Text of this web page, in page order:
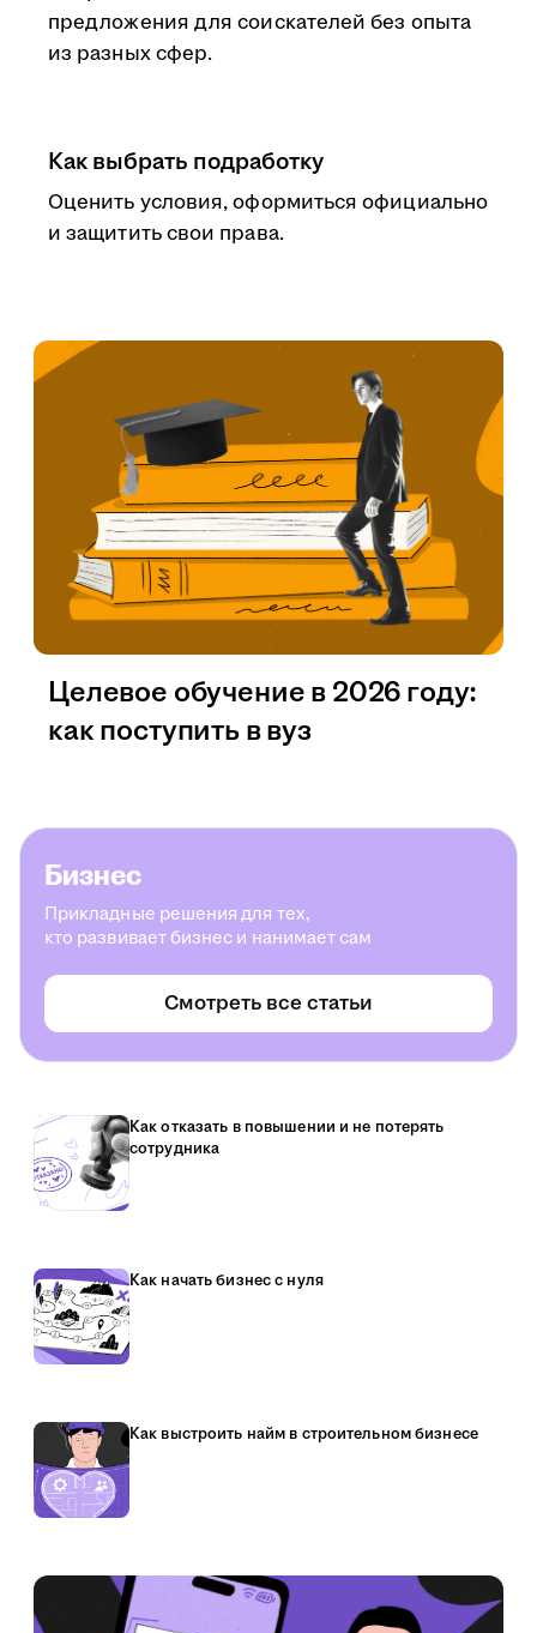
предложения для соискателей без опыта
из разных сфер.
Как выбрать подработку
Оценить условия, оформиться официально
и защитить свои права.
Целевое обучение в 2026 году:
как поступить в вуз
Бизнес
Прикладные решения для тех,
кто развивает бизнес и нанимает сам
Смотреть все статьи
Как отказать в повышении и не потерять
сотрудника
Как начать бизнес с нуля
Как выстроить найм в строительном бизнесе